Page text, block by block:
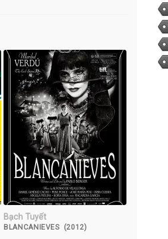
Bạch Tuyết
BLANCANIEVES (2012)